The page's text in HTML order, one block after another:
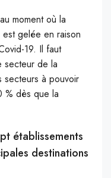
moment où la
gelée en raison
19. Il faut
secteur de la
secteurs à pouvoir
% dès que la
établissements
destinations